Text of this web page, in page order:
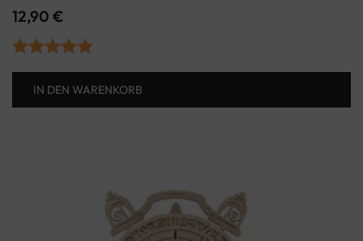
12,90 €
Bewertet mit
5.00von 5
IN DEN WARENKORB